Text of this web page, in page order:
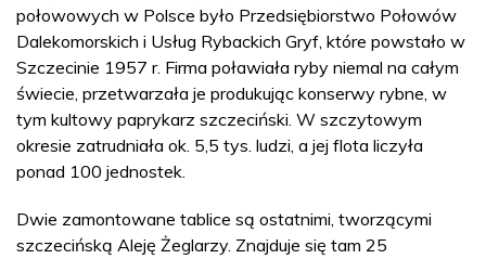
połowowych w Polsce było Przedsiębiorstwo Połowów
Dalekomorskich i Usług Rybackich Gryf, które powstało w
Szczecinie 1957 r. Firma poławiała ryby niemal na całym
świecie, przetwarzała je produkując konserwy rybne, w
tym kultowy paprykarz szczeciński. W szczytowym
okresie zatrudniała ok. 5,5 tys. ludzi, a jej flota liczyła
ponad 100 jednostek.
Dwie zamontowane tablice są ostatnimi, tworzącymi
szczecińską Aleję Żeglarzy. Znajduje się tam 25